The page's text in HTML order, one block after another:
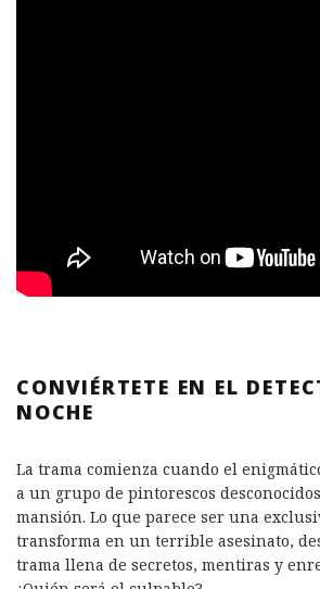
CONVIÉRTETE EN EL
NOCHE
La trama comienza cuando el
a un grupo de pintorescos
mansión. Lo que parece ser una
transforma en un terrible asesinato,
trama llena de secretos, mentiras y